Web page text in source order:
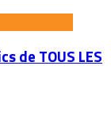
de TOUS LES